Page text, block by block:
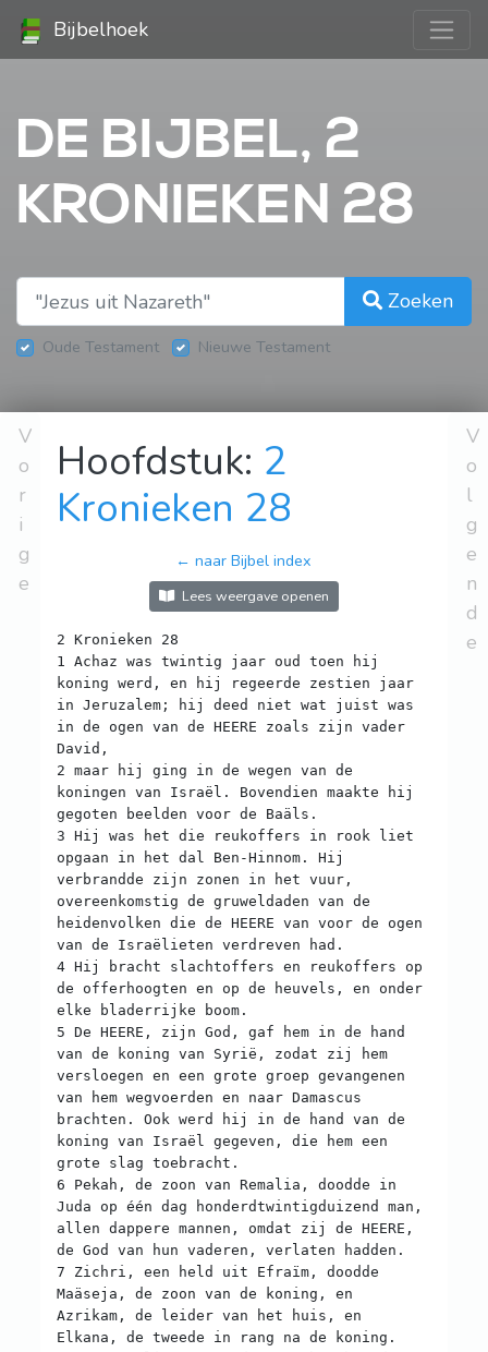
Bijbelhoek
DE BIJBEL, 2
KRONIEKEN 28
Zoeken
Oude Testament Nieuwe Testament
V
o
r
i
g
e
Hoofdstuk: 2
Kronieken 28
← naar Bijbel index
Lees weergave openen
2 Kronieken 28
1 Achaz was twintig jaar oud toen hij
koning werd, en hij regeerde zestien jaar
in Jeruzalem; hij deed niet wat juist was
in de ogen van de HEERE zoals zijn vader
David,
2 maar hij ging in de wegen van de
koningen van Israël. Bovendien maakte hij
gegoten beelden voor de Baäls.
3 Hij was het die reukoffers in rook liet
opgaan in het dal Ben-Hinnom. Hij
verbrandde zijn zonen in het vuur,
overeenkomstig de gruweldaden van de
heidenvolken die de HEERE van voor de ogen
van de Israëlieten verdreven had.
4 Hij bracht slachtoffers en reukoffers op
de offerhoogten en op de heuvels, en onder
elke bladerrijke boom.
5 De HEERE, zijn God, gaf hem in de hand
van de koning van Syrië, zodat zij hem
versloegen en een grote groep gevangenen
van hem wegvoerden en naar Damascus
brachten. Ook werd hij in de hand van de
koning van Israël gegeven, die hem een
grote slag toebracht.
6 Pekah, de zoon van Remalia, doodde in
Juda op één dag honderdtwintigduizend man,
allen dappere mannen, omdat zij de HEERE,
de God van hun vaderen, verlaten hadden.
7 Zichri, een held uit Efraïm, doodde
Maäseja, de zoon van de koning, en
Azrikam, de leider van het huis, en
Elkana, de tweede in rang na de koning.
V
o
l
g
e
n
d
e